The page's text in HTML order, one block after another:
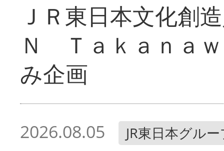
ＪＲ東日本文化創
Ｎ Ｔａｋａｎａ
み企画
2026.08.05 JR東日本グル